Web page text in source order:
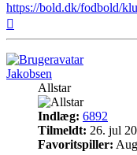
https://bold.dk/fodbold/
Jakobsen
Allstar
Indlæg: 6892
Tilmeldt: 26. jul
Favoritspiller: